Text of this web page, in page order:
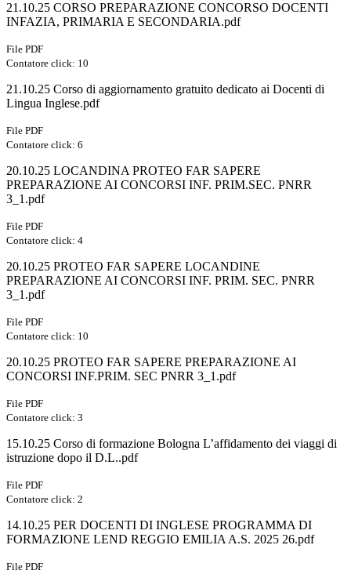
21.10.25 CORSO PREPARAZIONE CONCORSO DOCENTI
INFAZIA, PRIMARIA E SECONDARIA.pdf
File PDF
Contatore click: 10
21.10.25 Corso di aggiornamento gratuito dedicato ai Docenti di
Lingua Inglese.pdf
File PDF
Contatore click: 6
20.10.25 LOCANDINA PROTEO FAR SAPERE
PREPARAZIONE AI CONCORSI INF. PRIM.SEC. PNRR
3_1.pdf
File PDF
Contatore click: 4
20.10.25 PROTEO FAR SAPERE LOCANDINE
PREPARAZIONE AI CONCORSI INF. PRIM. SEC. PNRR
3_1.pdf
File PDF
Contatore click: 10
20.10.25 PROTEO FAR SAPERE PREPARAZIONE AI
CONCORSI INF.PRIM. SEC PNRR 3_1.pdf
File PDF
Contatore click: 3
15.10.25 Corso di formazione Bologna L’affidamento dei viaggi di
istruzione dopo il D.L..pdf
File PDF
Contatore click: 2
14.10.25 PER DOCENTI DI INGLESE PROGRAMMA DI
FORMAZIONE LEND REGGIO EMILIA A.S. 2025 26.pdf
File PDF